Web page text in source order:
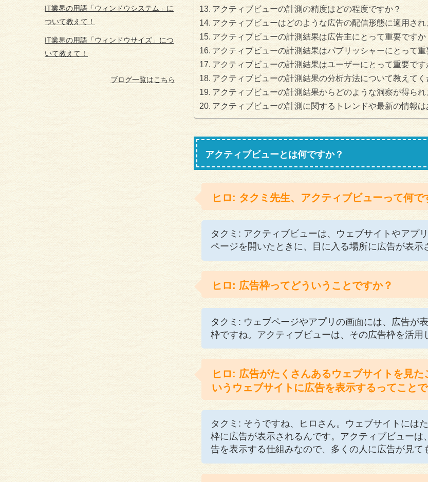
アクティブビューの計測の精度はどの程度ですか？
アクティブビューはどのような広告の配信形態に適用され
アクティブビューの計測結果は広告主にとって重要ですか
アクティブビューの計測結果はパブリッシャーにとって重
アクティブビューの計測結果はユーザーにとって重要です
アクティブビューの計測結果の分析方法について教えてく
アクティブビューの計測結果からどのような洞察が得られ
アクティブビューの計測に関するトレンドや最新の情報は
アクティブビューとは何ですか？
ヒロ: タクミ先生、アクティブビューって何で
タクミ: アクティブビューは、ウェブサイトやアプ
ページを開いたときに、目に入る場所に広告が表示
ヒロ: 広告枠ってどういうことですか？
タクミ: ウェブページやアプリの画面には、広告が
枠ですね。アクティブビューは、その広告枠を活用
ヒロ: 広告がたくさんあるウェブサイトを見
いうウェブサイトに広告を表示するってこと
タクミ: そうですね、ヒロさん。ウェブサイトには
枠に広告が表示されるんです。アクティブビュー
告を表示する仕組みなので、多くの人に広告が見て
IT業界の用語「ウィンドウシステム」に
ついて教えて！
IT業界の用語「ウィンドウサイズ」につ
いて教えて！
ブログ一覧はこちら